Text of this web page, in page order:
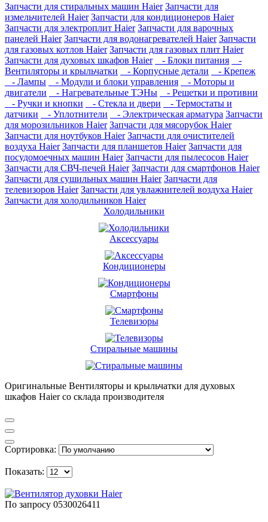
Запчасти для стиральных машин Haier Запчасти для
измельчителей Haier Запчасти для кондиционеров Haier
Запчасти для электроплит Haier Запчасти для варочных
панелей Haier Запчасти для водонагревателей Haier Запчасти
для газовых котлов Haier Запчасти для газовых плит Haier
Запчасти для духовых шкафов Haier
- Блоки питания
-
Вентиляторы и крыльчатки
- Корпусные детали
- Крепеж
- Лампы
- Модули и блоки управления
- Моторы и
двигатели
- Нагревательные ТЭНы
- Решетки и противни
- Ручки и кнопки
- Стекла и двери
- Термостаты и
датчики
- Уплотнители - Электрическая арматура Запчасти
для морозильников Haier Запчасти для мясорубок Haier
Запчасти для ноутбуков Haier Запчасти для очистителей
воздуха Haier Запчасти для планшетов Haier Запчасти для
посудомоечных машин Haier Запчасти для пылесосов Haier
Запчасти для СВЧ-печей Haier Запчасти для смартфонов Haier
Запчасти для сушильных машин Haier Запчасти для
телевизоров Haier Запчасти для увлажнителей воздуха Haier
Запчасти для холодильников Haier
Холодильники
Аксессуары
Кондиционеры
Смартфоны
Телевизоры
Стиральные машины
Оригинальные Вентиляторы и крыльчатки для духовых
шкафов Haier со склада производителя
Сортировка:
Показать:
По запросу 0530026411